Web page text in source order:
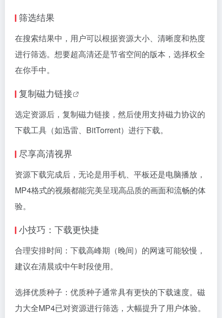
筛选结果
在搜索结果中，用户可以根据资源大小、清晰度和热度
进行筛选。想要超高清还是节省空间的版本，选择权全
在你手中。
复制磁力链接
选定资源后，复制磁力链接 ，然后使用支持磁力协议的
下载工具（如迅雷、BitTorrent）进行下载。
尽享高清视界
资源下载完成后，无论是用手机、平板还是电脑播放，
MP4格式的视频都能完美呈现高品质的画面和流畅的体
验。
小技巧：下载更快捷
合理安排时间：下载高峰期（晚间）的网速可能较慢，
建议在清晨或中午时段使用。
选择优质种子：优质种子通常具有更快的下载速度。磁
力大全MP4已对资源进行筛选，大幅提升了用户体验。